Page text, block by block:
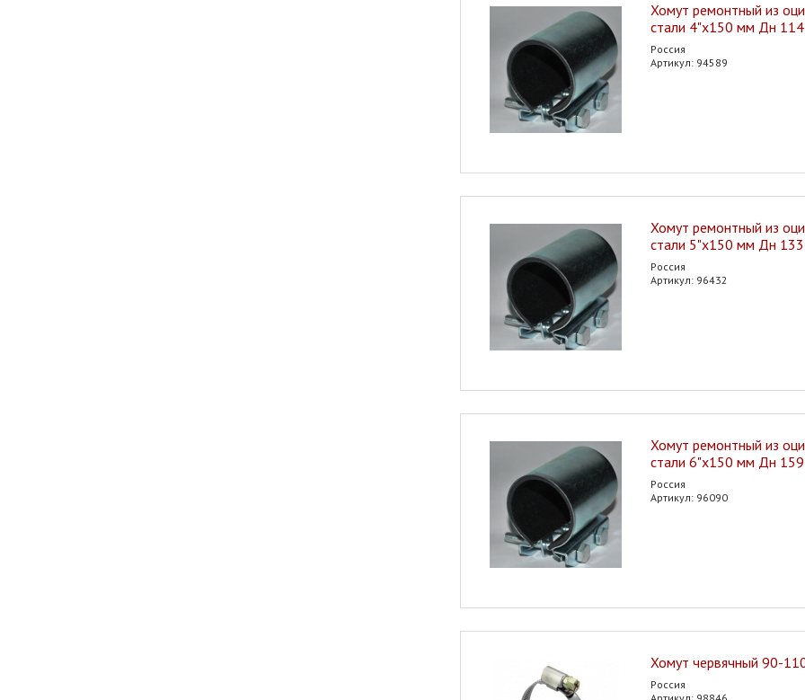
Хомут ремонтный из
стали 4"х150 мм Дн
Россия
Артикул: 94589
Хомут ремонтный из
стали 5"х150 мм Дн
Россия
Артикул: 96432
Хомут ремонтный из
стали 6"х150 мм Дн
Россия
Артикул: 96090
Хомут червячный 90-
Россия